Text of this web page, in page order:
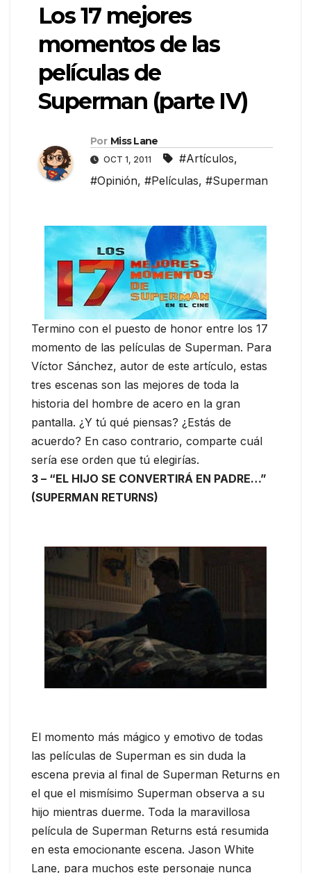
Los 17 mejores
momentos de las
películas de
Superman (parte IV)
Por Miss Lane
OCT 1, 2011 #Artículos,
#Opinión, #Películas, #Superman
Termino con el puesto de honor entre los 17
momento de las películas de Superman. Para
Víctor Sánchez, autor de este artículo, estas
tres escenas son las mejores de toda la
historia del hombre de acero en la gran
pantalla. ¿Y tú qué piensas? ¿Estás de
acuerdo? En caso contrario, comparte cuál
sería ese orden que tú elegirías.
3 – “EL HIJO SE CONVERTIRÁ EN PADRE…”
(SUPERMAN RETURNS)
El momento más mágico y emotivo de todas
las películas de Superman es sin duda la
escena previa al final de Superman Returns en
el que el mismísimo Superman observa a su
hijo mientras duerme. Toda la maravillosa
película de Superman Returns está resumida
en esta emocionante escena. Jason White
Lane, para muchos este personaje nunca